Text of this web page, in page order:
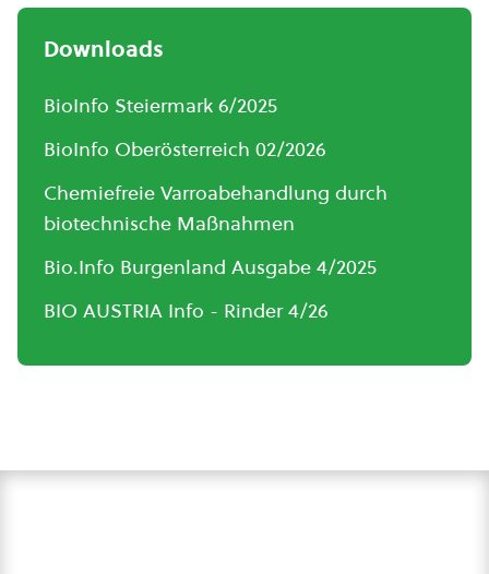
Downloads
BioInfo Steiermark 6/2025
BioInfo Oberösterreich 02/2026
Chemiefreie Varroabehandlung durch
biotechnische Maßnahmen
Bio.Info Burgenland Ausgabe 4/2025
BIO AUSTRIA Info - Rinder 4/26